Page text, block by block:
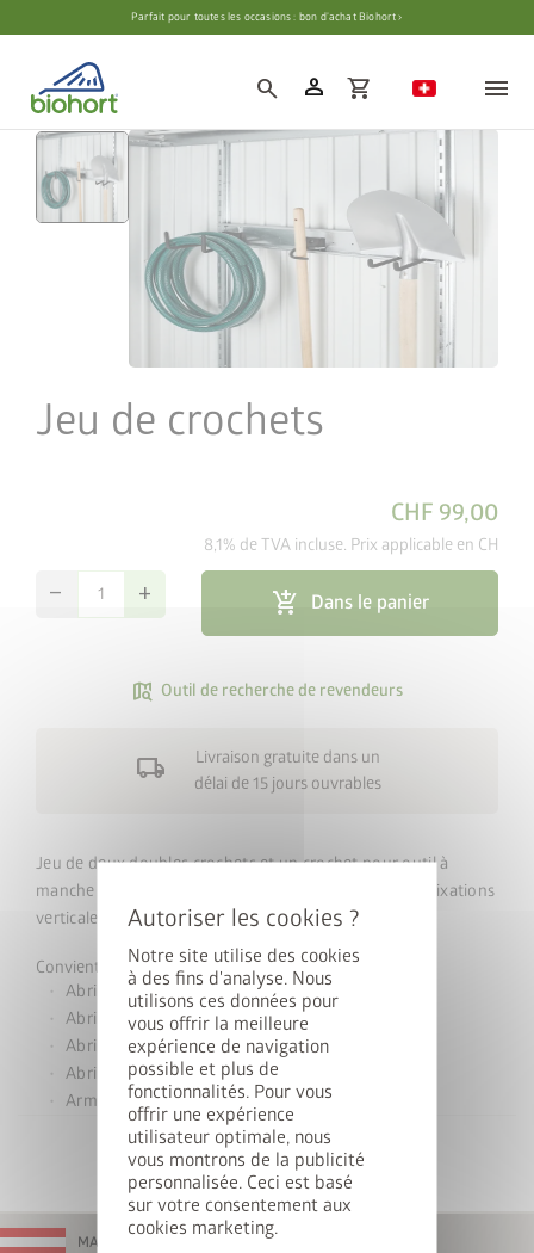
Paramètres des cookies
Notre site utilise des cookies
à des fins d'analyse. Nous
utilisons ces données pour
vous offrir la meilleure
expérience de navigation
possible et plus de
fonctionnalités. Pour vous
offrir une expérience
utilisateur optimale, nous
vous montrons de la publicité
personnalisée. Ceci est basé
sur votre consentement aux
cookies marketing.
Parfait pour toutes les occasions : bon d’achat Biohort ›
search person shopping_cart
Jeu de crochets
CHF 99,00
8,1% de TVA incluse. Prix applicable en CH
remove add add_shopping_cart Dans le panier
map_search Outil de recherche de revendeurs
local_shipping
Livraison gratuite dans un
délai de 15 jours ouvrables
Jeu de deux doubles crochets et un crochet pour outil à
manche ainsi qu’ un rail mural à installer sur les deux fixations
verticales.
Convient pour :
Abri de jardin HighLine
Abri de jardin AvantGarde
Abri de jardin Panorama
Abri de jardin Europa
Armoire à outils
MADE IN AUSTRIA